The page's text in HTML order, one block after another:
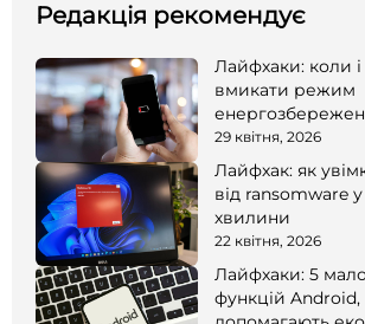
Редакція рекомендує
Лайфхаки: коли
вмикати режим
смартфоні
29 квітня, 2026
Лайфхак: як
від ransomware
хвилини
22 квітня, 2026
Лайфхаки: 5
функцій Android,